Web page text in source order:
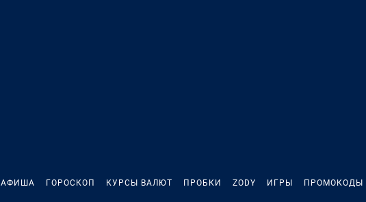
АФИША ГОРОСКОП КУРСЫ ВАЛЮТ ПРОБКИ ZODY ИГРЫ ПРОМОКОДЫ